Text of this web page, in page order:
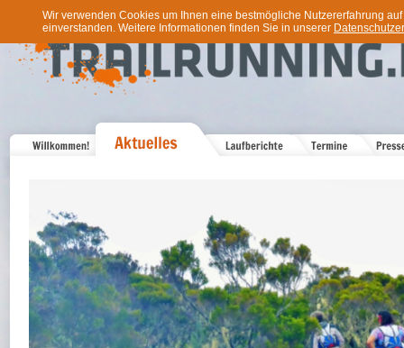
Wir verwenden Cookies um Ihnen eine bestmögliche Nutzererfahrung
einverstanden. Weitere Informationen finden Sie in unserer